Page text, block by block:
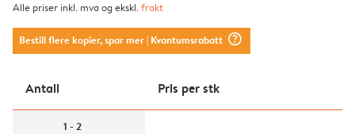
Alle priser inkl. mva og ekskl.frakt
Bestill flere kopier, spar mer| Kvantumsrabatt question_mark_circle
Antall Pris per stk
1 - 2